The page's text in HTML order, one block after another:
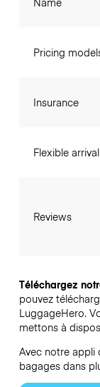
Pricing
Insurance
Flexible arrival
Reviews
Téléchargez
pouvez
LuggageHero.
mettons à
Avec notre appli
bagages dans